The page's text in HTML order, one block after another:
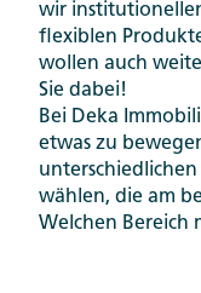
wir
flexiblen
wollen auch
Sie dabei!
Bei Deka
etwas zu
wählen, die am
Welchen Bereich